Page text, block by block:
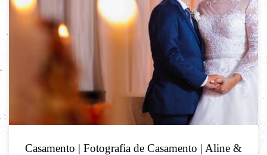
Casamento | Fotografia de Casamento | Aline &